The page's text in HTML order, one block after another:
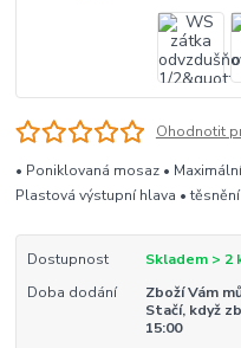
Ohodnotit
• Poniklovaná mosaz •
Plastová výstupní hlava • těsnění
Dostupnost
Skladem > 2
Doba dodání
Zboží Vám
Stačí, když
15:00